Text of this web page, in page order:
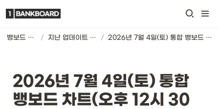
뱅보드 차트 / 지난 업데이트 기록 / 2026년 7월 4일(토) 통합 뱅보드 차트(오후 12시 30분)
2026년 7월 4일(토) 통합
뱅보드 차트(오후 12시 30